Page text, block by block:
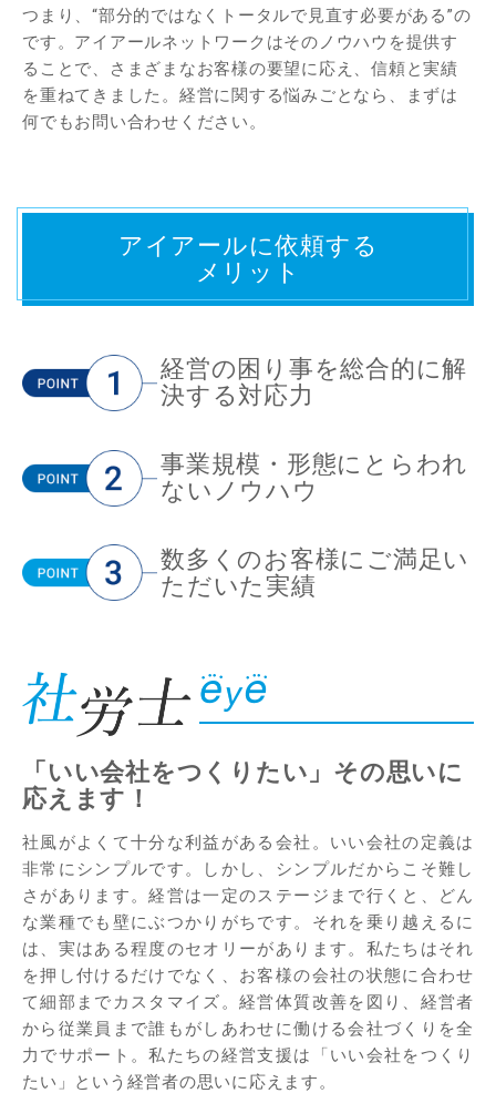
つまり、“部分的ではなくトータルで見直す必要がある”の
です。アイアールネットワークはそのノウハウを提供す
ることで、さまざまなお客様の要望に応え、信頼と実績
を重ねてきました。経営に関する悩みごとなら、まずは
何でもお問い合わせください。
アイアールに依頼する
メリット
経営の困り事を総合的に解
決する対応力
事業規模・形態にとらわれ
ないノウハウ
数多くのお客様にご満足い
ただいた実績
「いい会社をつくりたい」その思いに
応えます！
社風がよくて十分な利益がある会社。いい会社の定義は
非常にシンプルです。しかし、シンプルだからこそ難し
さがあります。経営は一定のステージまで行くと、どん
な業種でも壁にぶつかりがちです。それを乗り越えるに
は、実はある程度のセオリーがあります。私たちはそれ
を押し付けるだけでなく、お客様の会社の状態に合わせ
て細部までカスタマイズ。経営体質改善を図り、経営者
から従業員まで誰もがしあわせに働ける会社づくりを全
力でサポート。私たちの経営支援は「いい会社をつくり
たい」という経営者の思いに応えます。